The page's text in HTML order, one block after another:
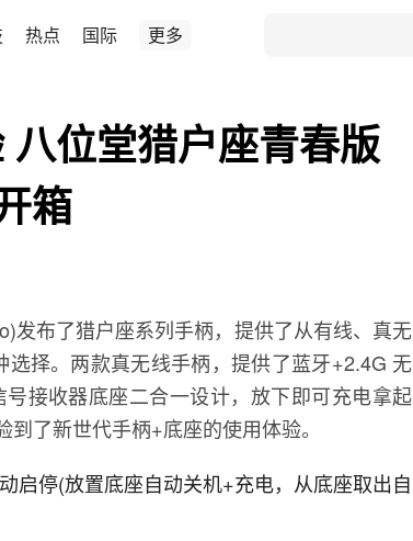
热点 国际 更多
位堂猎户座青春版
箱
发布了猎户座系列手柄，提供了从有线、真无
择。两款真无线手柄，提供了蓝牙+2.4G 无
接收器底座二合一设计，放下即可充电拿起
了新世代手柄+底座的使用体验。
启停(放置底座自动关机+充电，从底座取出自